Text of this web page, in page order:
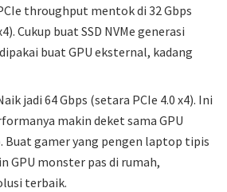
throughput mentok di 32 Gbps
Cukup buat SSD NVMe generasi
buat GPU eksternal, kadang
jadi 64 Gbps (setara PCIe 4.0 x4). Ini
makin deket sama GPU
Buat gamer yang pengen laptop tipis
GPU monster pas di rumah,
terbaik.